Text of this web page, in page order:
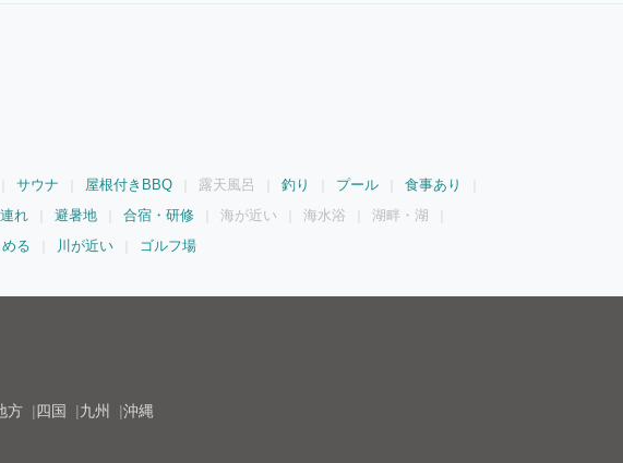
サウナ 屋根付きBBQ 露天風呂 釣り プール
食事あり
れ 避暑地 合宿・研修 海が近い 海水浴
湖畔・湖
る 川が近い ゴルフ場
方 四国 九州
沖縄